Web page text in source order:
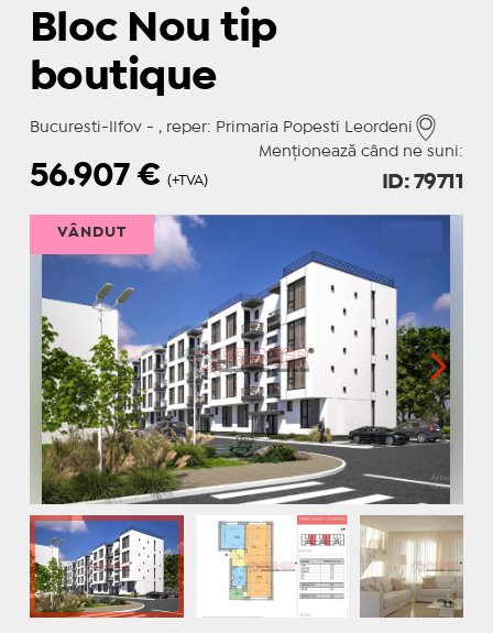
Bloc Nou tip
boutique
Bucuresti-Ilfov - , reper: Primaria Popesti Leordeni
Menționează când ne suni:
56.907€ (+TVA) ID: 79711
VÂNDUT